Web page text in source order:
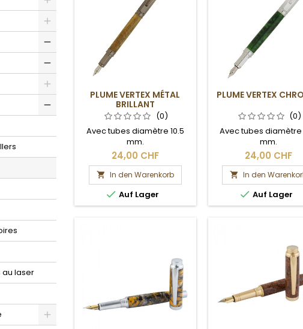
Toggle
Toggle
Toggle
Toggle
laser
PLUME VERTEX MÉTAL
BRILLANT
(0)
Avec tubes diamètre 10.5
mm.
24,00 CHF
 In den Warenkorb
 Auf Lager
PLUME VERTEX
(0)
Avec tubes diamètre
mm.
24,00 CHF
 In den
 Auf Lager